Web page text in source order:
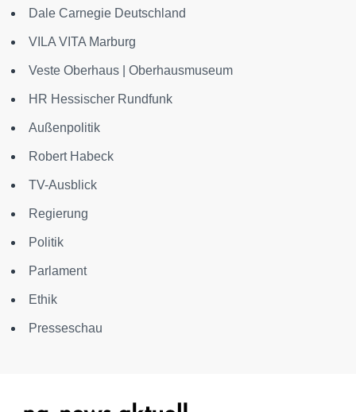
Dale Carnegie Deutschland
VILA VITA Marburg
Veste Oberhaus | Oberhausmuseum
HR Hessischer Rundfunk
Außenpolitik
Robert Habeck
TV-Ausblick
Regierung
Politik
Parlament
Ethik
Presseschau